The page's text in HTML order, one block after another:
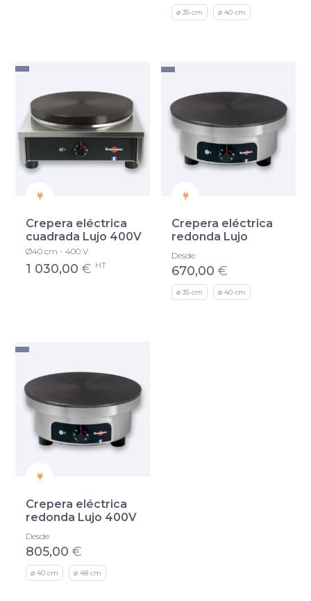
ø 35 cm ø 40 cm
Crepera eléctrica
cuadrada Lujo 400V
Ø40 cm - 400 V
1 030,00 € HT
Crepera eléctrica
redonda Lujo
Desde
670,00 €
ø 35 cm ø 40 cm
Crepera eléctrica
redonda Lujo 400V
Desde
805,00 €
ø 40 cm ø 48 cm